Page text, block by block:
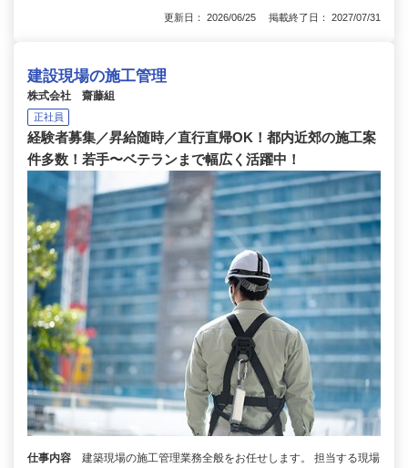
更新日： 2026/06/25 掲載終了日： 2027/07/31
建設現場の施工管理
株式会社 齋藤組
正社員
経験者募集／昇給随時／直行直帰OK！都内近郊の施工案
件多数！若手〜ベテランまで幅広く活躍中！
仕事内容
建築現場の施工管理業務全般をお任せします。 担当する現場